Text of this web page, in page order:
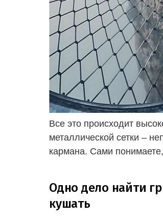
Все это происходит
металлической сетки –
кармана. Сами
Одно дело найти
кушать